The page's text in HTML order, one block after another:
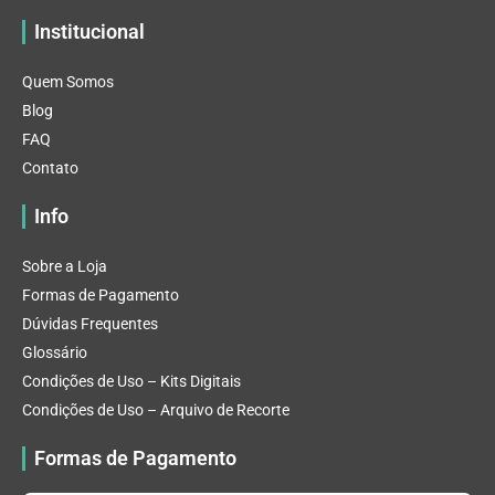
Institucional
Quem Somos
Blog
FAQ
Contato
Info
Sobre a Loja
Formas de Pagamento
Dúvidas Frequentes
Glossário
Condições de Uso – Kits Digitais
Condições de Uso – Arquivo de Recorte
Formas de Pagamento